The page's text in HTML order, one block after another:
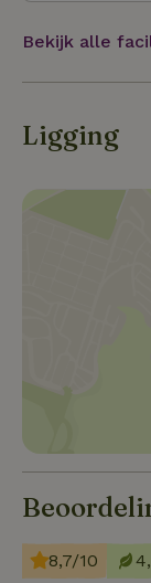
buiten de
Bekijk alle
Ligging
8,7/10